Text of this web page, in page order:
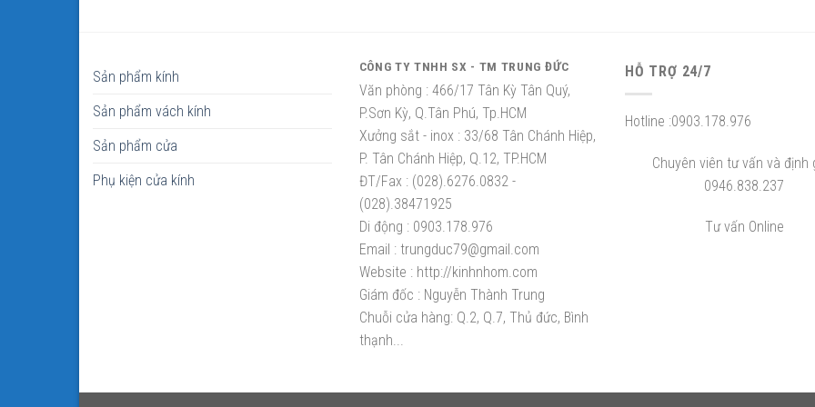
Sản phẩm kính
Sản phẩm vách kính
Sản phẩm cửa
Phụ kiện cửa kính
CÔNG TY TNHH SX - TM TRUNG ĐỨC
Văn phòng :466/17 Tân Kỳ Tân Quý,
P.Sơn Kỳ, Q.Tân Phú, Tp.HCM
Xưởng sắt - inox :33/68 Tân Chánh Hiệp,
P. Tân Chánh Hiệp, Q.12, TP.HCM
ĐT/Fax :(028).6276.0832 -
(028).38471925
Di động :0903.178.976
Email :trungduc79@gmail.com
Website :http://kinhnhom.com
Giám đốc :Nguyễn Thành Trung
Chuỗi cửa hàng: Q.2, Q.7, Thủ đức, Bình
thạnh...
HỖ TRỢ 24/7
Hotline :0903.178.976
Chuyên viên tư vấn và định
0946.838.237
Tư vấn Online